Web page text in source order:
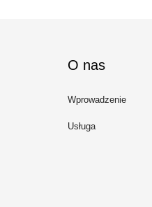
O nas
Wprowadzenie
Usługa